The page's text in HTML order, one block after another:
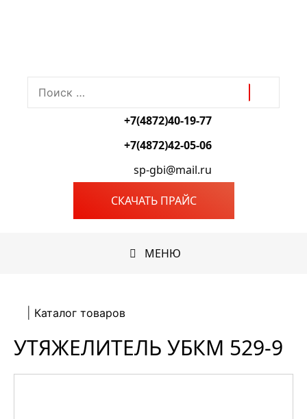
Поиск:
+7(4872)40-19-77
+7(4872)42-05-06
sp-gbi@mail.ru
СКАЧАТЬ ПРАЙС
МЕНЮ
Каталог товаров
УТЯЖЕЛИТЕЛЬ УБКМ 529-9